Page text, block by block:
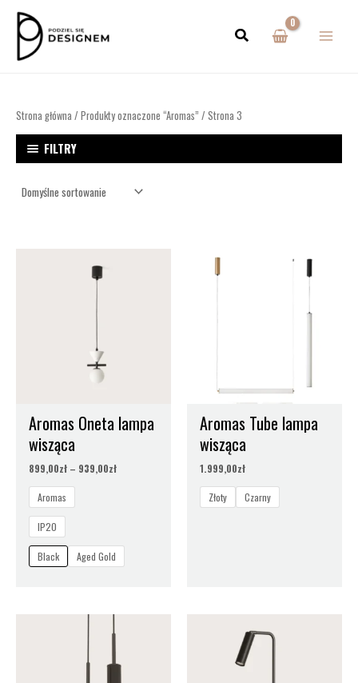
Przejdź
MENU
Strona główna / Produkty oznaczone “Aromas” / Strona 3
FILTRY
Aromas Oneta lampa
wisząca
899,00zł – 939,00zł
Aromas
IP20
Black Aged Gold
Aromas Tube lampa
wisząca
1.999,00zł
Złoty Czarny